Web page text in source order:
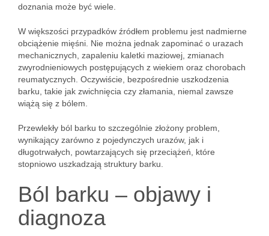
doznania może być wiele.
W większości przypadków źródłem problemu jest nadmierne
obciążenie mięśni. Nie można jednak zapominać o urazach
mechanicznych, zapaleniu kaletki maziowej, zmianach
zwyrodnieniowych postępujących z wiekiem oraz chorobach
reumatycznych. Oczywiście, bezpośrednie uszkodzenia
barku, takie jak zwichnięcia czy złamania, niemal zawsze
wiążą się z bólem.
Przewlekły ból barku to szczególnie złożony problem,
wynikający zarówno z pojedynczych urazów, jak i
długotrwałych, powtarzających się przeciążeń, które
stopniowo uszkadzają struktury barku.
Ból barku – objawy i
diagnoza